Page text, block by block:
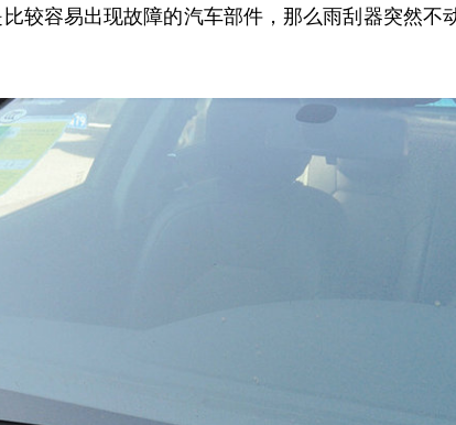
较容易出现故障的汽车部件，那么雨刮器突然不